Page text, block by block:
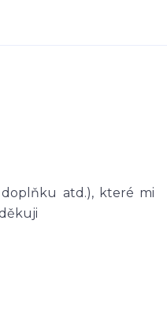
doplňku atd.), které mi